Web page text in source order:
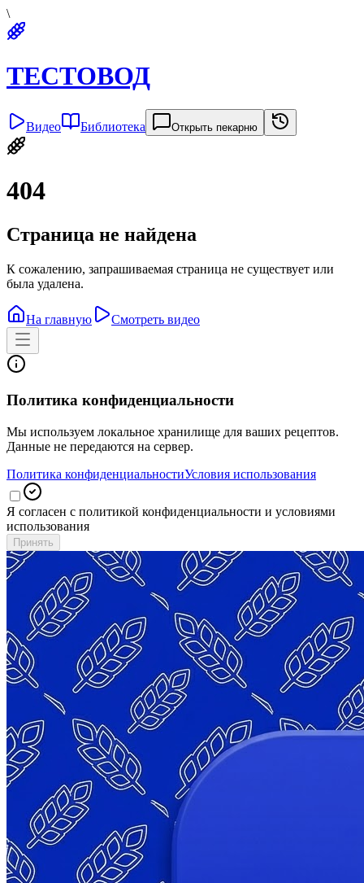
\
ТЕСТОВОД
Видео Библиотека Открыть пекарню
404
Страница не найдена
К сожалению, запрашиваемая страница не существует или
была удалена.
На главную Смотреть видео
Политика конфиденциальности
Мы используем локальное хранилище для ваших рецептов.
Политика конфиденциальностиУсловия использования
Я согласен с политикой конфиденциальности и условиями
использования
Принять